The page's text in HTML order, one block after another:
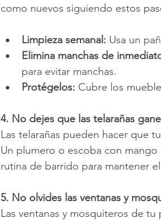
como nuevos siguiendo estos
Limpieza semanal: Usa un
Elimina manchas de
para evitar manchas.
Protégelos: Cubre los
4. No dejes que las telarañas
Las telarañas pueden hacer que
Un plumero o escoba con
rutina de barrido para mantener
5. No olvides las ventanas y
Las ventanas y mosquiteros de